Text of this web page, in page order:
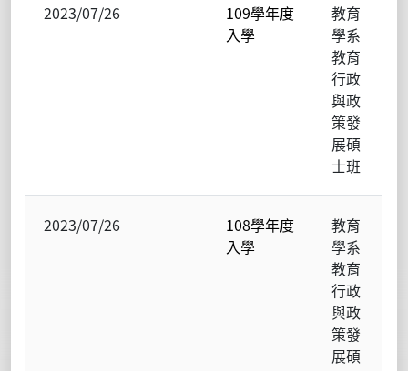
2023/07/26
109學年度
入學
教育
學系
教育
行政
與政
策發
展碩
士班
2023/07/26
108學年度
入學
教育
學系
教育
行政
與政
策發
展碩